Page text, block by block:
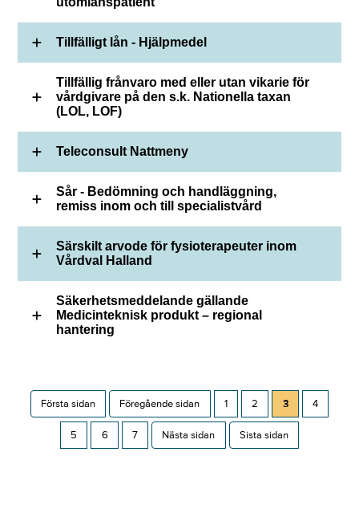
Tillfälligt lån - Hjälpmedel
Tillfällig frånvaro med eller utan vikarie för
vårdgivare på den s.k. Nationella taxan
(LOL, LOF)
Teleconsult Nattmeny
Sår - Bedömning och handläggning,
remiss inom och till specialistvård
Särskilt arvode för fysioterapeuter inom
Vårdval Halland
Säkerhetsmeddelande gällande
Medicinteknisk produkt – regional
hantering
Första sidan Föregående sidan 1 2 3 4
5 6 7 Nästa sidan Sista sidan